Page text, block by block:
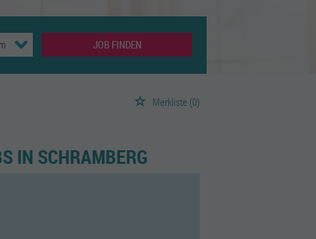
JOB FINDEN
Merkliste (0)
IN SCHRAMBERG